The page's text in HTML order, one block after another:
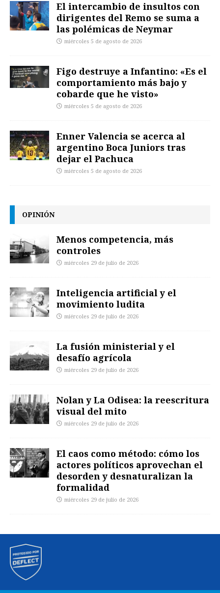
El intercambio de insultos con
dirigentes del Remo se suma a
las polémicas de Neymar
miércoles 5 de agosto de 2026
Figo destruye a Infantino: «Es el
comportamiento más bajo y
cobarde que he visto»
miércoles 5 de agosto de 2026
Enner Valencia se acerca al
argentino Boca Juniors tras
dejar el Pachuca
miércoles 5 de agosto de 2026
OPINIÓN
Menos competencia, más
controles
miércoles 29 de julio de 2026
Inteligencia artificial y el
movimiento ludita
miércoles 29 de julio de 2026
La fusión ministerial y el
desafío agrícola
miércoles 29 de julio de 2026
Nolan y La Odisea: la reescritura
visual del mito
miércoles 29 de julio de 2026
El caos como método: cómo los
actores políticos aprovechan el
desorden y desnaturalizan la
formalidad
miércoles 29 de julio de 2026